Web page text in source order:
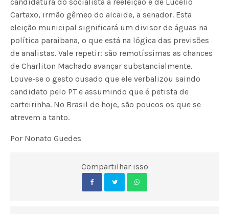
Cartaxo, irmão gêmeo do alcaide, a senador. Esta
eleição municipal significará um divisor de águas na
política paraibana, o que está na lógica das previsões
de analistas. Vale repetir: são remotíssimas as chances
de Charliton Machado avançar substancialmente.
Louve-se o gesto ousado que ele verbalizou saindo
candidato pelo PT e assumindo que é petista de
carteirinha. No Brasil de hoje, são poucos os que se
atrevem a tanto.
Por Nonato Guedes
Compartilhar isso